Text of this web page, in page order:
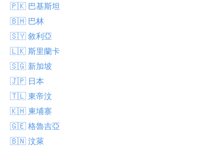
🇵🇰 巴基斯坦
🇧🇭 巴林
🇸🇾 敘利亞
🇱🇰 斯里蘭卡
🇸🇬 新加坡
🇯🇵 日本
🇹🇱 東帝汶
🇰🇭 柬埔寨
🇬🇪 格魯吉亞
🇧🇳 汶萊